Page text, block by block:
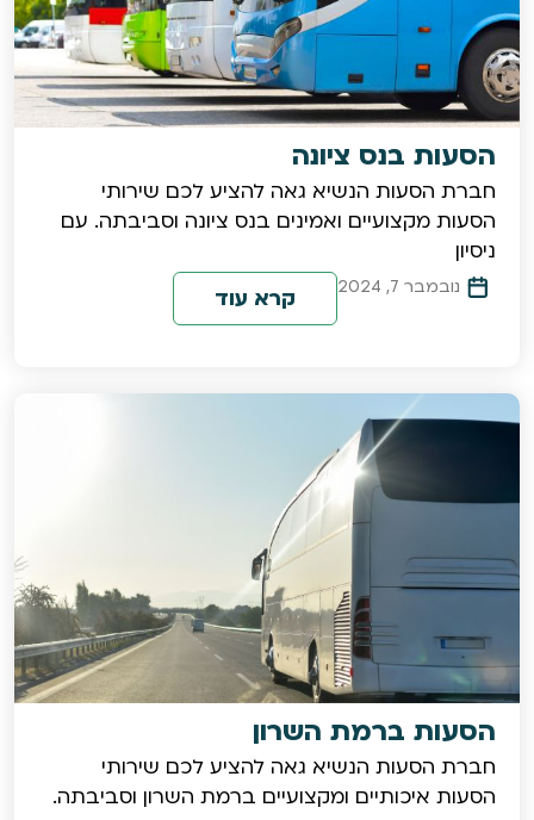
הסעות בנס ציונה
חברת הסעות הנשיא גאה להציע לכם שירותי
הסעות מקצועיים ואמינים בנס ציונה וסביבתה. עם
ניסיון
נובמבר 7, 2024 קרא עוד
הסעות ברמת השרון
חברת הסעות הנשיא גאה להציע לכם שירותי
הסעות איכותיים ומקצועיים ברמת השרון וסביבתה.